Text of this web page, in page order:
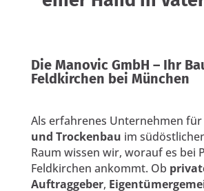
Die Manovic GmbH – Ihr
Feldkirchen bei München
Als erfahrenes Unternehmen für
und Trockenbau im
Raum wissen wir, worauf es bei
Feldkirchen ankommt. Ob
Auftraggeber,